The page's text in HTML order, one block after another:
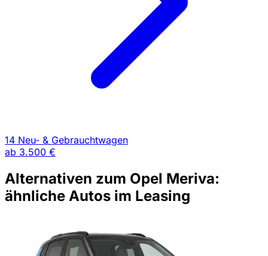
14 Neu- & Gebrauchtwagen
ab 3.500 €
Alternativen zum Opel Meriva:
ähnliche Autos im Leasing